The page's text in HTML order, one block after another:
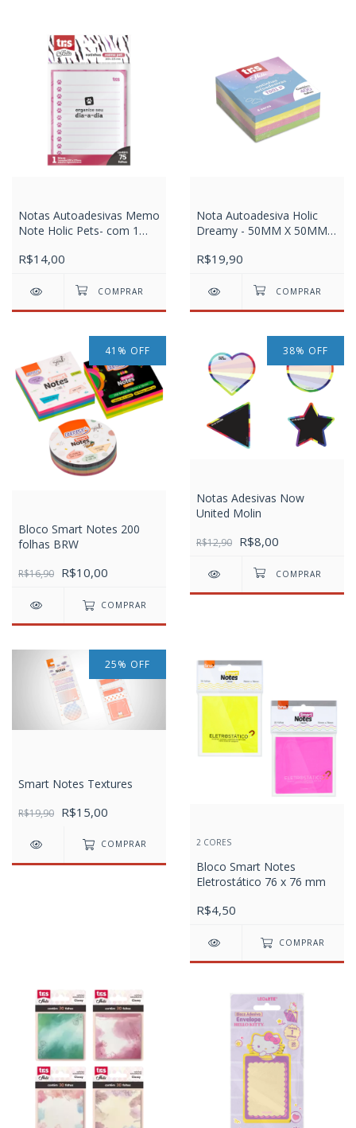
Notas Autoadesivas Memo
Note Holic Pets- com 1
R$14,00
Nota Autoadesiva Holic
Dreamy - 50MM X 50MM -
R$19,90
41 % OFF
Bloco Smart Notes 200
folhas BRW
R$16,90 R$10,00
COMPRAR
38% OFF
Notas Adesivas Now
United Molin
R$12,90 R$8,00
25% OFF
Smart Notes Textures
R$19,90 R$15,00
COMPRAR 2 CORES
Bloco Smart Notes
Eletrostático 76 x 76 mm
R$4,50
COMPRAR